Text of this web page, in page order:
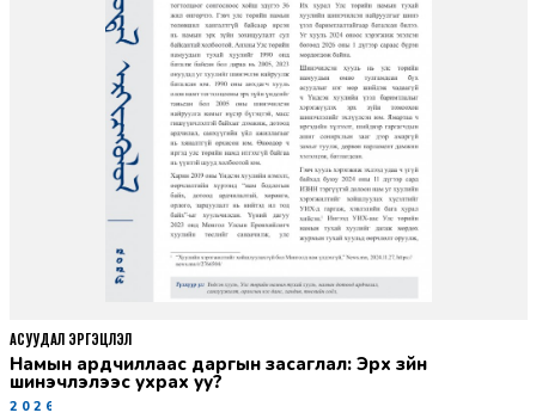
Намын ардчиллаас даргын засаглал: Эрх зүйн
шинэчлэлээс ухрах уу?
2026-07-08
АСУУДАЛ ЭРГЭЦҮҮЛЭЛ